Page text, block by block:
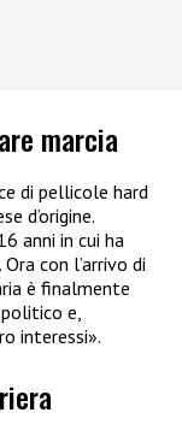
marcia
di pellicole hard
d’origine.
anni in cui ha
con l’arrivo di
è finalmente
e,
interessi».